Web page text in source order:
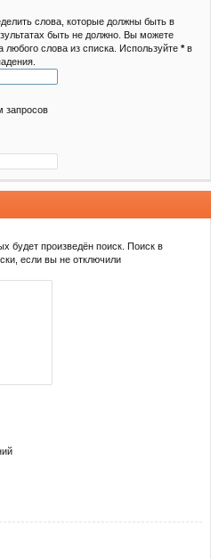
слова, которые должны быть в
быть не должно. Вы можете
любого слова из списка. Используйте *в
запросов
будет произведён поиск. Поиск в
если вы не отключили